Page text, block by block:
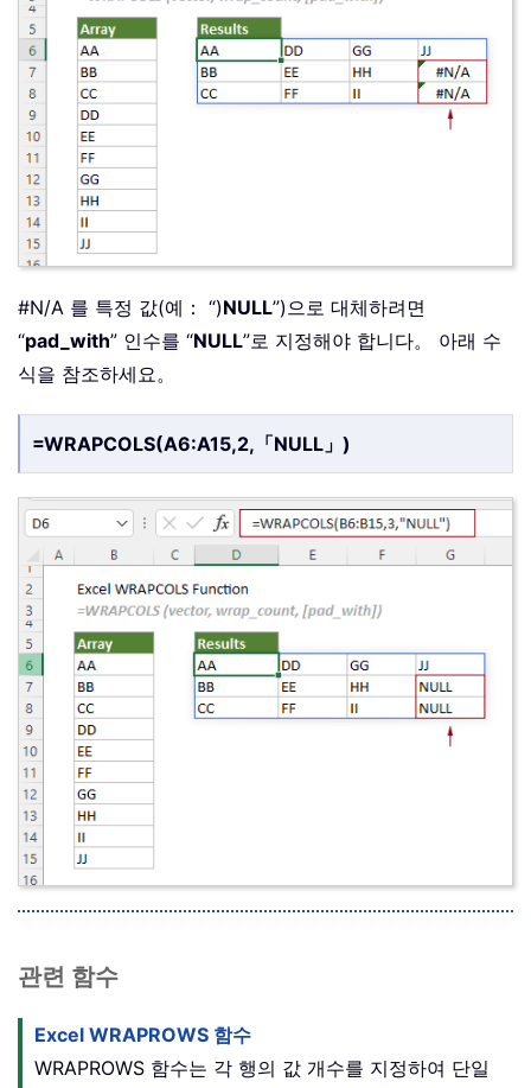
#N/A 를 특정 값(예： “)NULL”)으로 대체하려면
“pad_with” 인수를 “NULL”로 지정해야 합니다。 아래 수
식을 참조하세요。
=WRAPCOLS(A6:A15,2,「NULL」)
관련 함수
Excel WRAPROWS 함수
WRAPROWS 함수는 각 행의 값 개수를 지정하여 단일